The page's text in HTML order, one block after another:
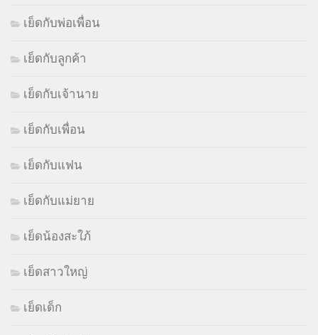
เย็ดกับพ่อเพื่อน
เย็ดกับลูกค้า
เย็ดกับเจ้านาย
เย็ดกับเพื่อน
เย็ดกับแฟน
เย็ดกับแม่ยาย
เย็ดน้องสะใภ้
เย็ดสาวใหญ่
เย็ดเด็ก